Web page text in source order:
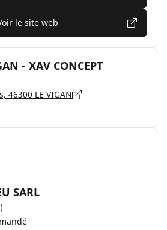
le site web
- XAV CONCEPT
46300 LE VIGAN
SARL